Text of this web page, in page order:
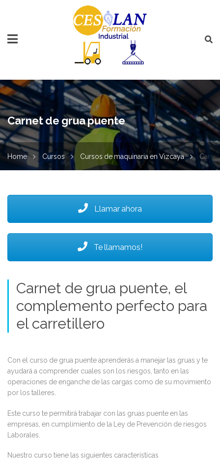
Carnet de grua puente
Home Cursos Cursos de maquinaria en Vizcaya
Llamar ahora
Te llamamos!
Carnet de grua puente, el
complemento perfecto para
el carretillero
Con el curso de grua puente aprenderás a manejar las gruas y te
ayudará a comprender cuales son los riesgos, tanto en las
operaciones de enganche de las cargas como de su movimiento
por los talleres.
Este curso te permitirá trabajar con las gruas puente en las
empresas, en cumplimiento de la Ley de Prevención de riesgos
Laborales.
Nuestro curso tiene las siguientes características